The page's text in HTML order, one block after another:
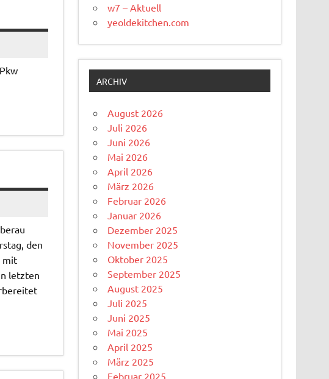
den
mit
letzten
w7 – Aktuell
yeoldekitchen.com
ARCHIV
August 2026
Juli 2026
Juni 2026
Mai 2026
April 2026
März 2026
Februar 2026
Januar 2026
Dezember 2025
November 2025
Oktober 2025
September 2025
August 2025
Juli 2025
Juni 2025
Mai 2025
April 2025
März 2025
Februar 2025